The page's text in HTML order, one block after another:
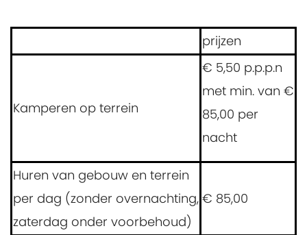
prijzen
Kamperen op terrein
€ 5,50 p.p.p.n
met min. van €
85,00 per
nacht
Huren van gebouw en terrein
per dag (zonder overnachting,
zaterdag onder voorbehoud)
€ 85,00